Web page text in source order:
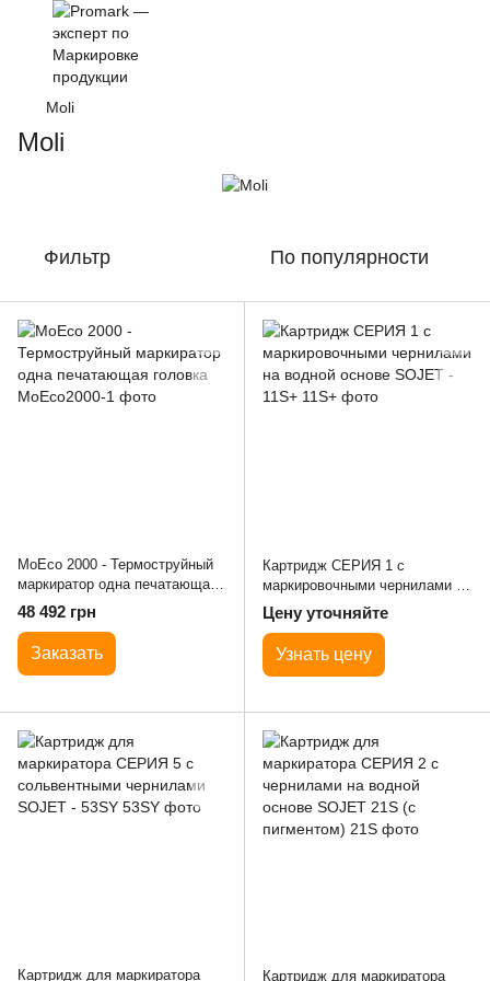
Moli
Moli
Фильтр По популярности
MoEco 2000 - Термоструйный
маркиратор одна печатающая
головка
48 492 грн
Заказать
Картридж СЕРИЯ 1 с
маркировочными чернилами на
водной основе SOJET - 11S+
Цену уточняйте
Узнать цену
Картридж для маркиратора Картридж для маркиратора